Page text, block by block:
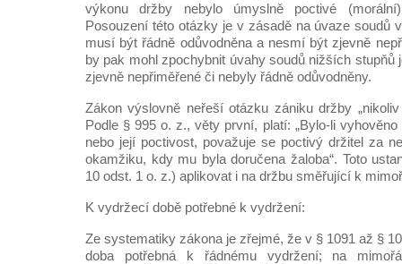
výkonu držby nebylo úmyslně poctivé
Posouzení této otázky je v zásadě na úvaze soudů
musí být řádně odůvodněna a nesmí být zjevně
by pak mohl zpochybnit úvahy soudů nižších stupňů
zjevně nepřiměřené či nebyly řádně odůvodněny.
Zákon výslovně neřeší otázku zániku držby
Podle § 995 o. z., věty první, platí: „Bylo-li
nebo její poctivost, považuje se poctivý držitel za
okamžiku, kdy mu byla doručena žaloba“. Toto
10 odst. 1 o. z.) aplikovat i na držbu směřující k
K vydržecí době potřebné k vydržení:
Ze systematiky zákona je zřejmé, že v § 1091 až §
doba potřebná k řádnému vydržení; na